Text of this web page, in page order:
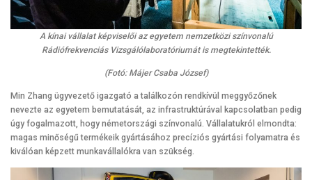
A kínai vállalat képviselői az egyetem nemzetközi színvonalú
Rádiófrekvenciás Vizsgálólaboratóriumát is megtekintették.
(Fotó: Májer Csaba József)
Min Zhang ügyvezető igazgató a találkozón rendkívül meggyőzőnek
nevezte az egyetem bemutatását, az infrastruktúrával kapcsolatban pedig
úgy fogalmazott, hogy németországi színvonalú. Vállalatukról elmondta:
magas minőségű termékeik gyártásához precíziós gyártási folyamatra és
kiválóan képzett munkavállalókra van szükség.